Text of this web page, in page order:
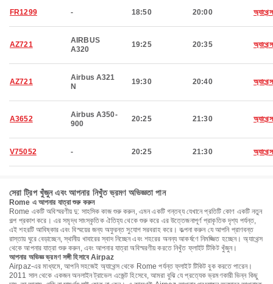
FR1299 - 18:50 20:00 অ্যাথেন্স
AZ721
AIRBUS
A320
19:25 20:35 অ্যাথেন্স
AZ721
Airbus A321
N
19:30 20:40 অ্যাথেন্স
A3652
Airbus A350-
900
20:25 21:30 অ্যাথেন্স
V75052 - 20:25 21:30 অ্যাথেন্স
সেরা ট্রিপ খুঁজুন এবং আপনার নিখুঁত ভ্রমণ অভিজ্ঞতা পান
Rome এ আপনার যাত্রা শুরু করুন
Rome একটি অবিস্মরণীয় দু: সাহসিক কাজ শুরু করুন, এমন একটি গন্তব্য যেখানে প্রতিটি কোণ একটি নতুন
গল্প প্রকাশ করে। এর সমৃদ্ধ সাংস্কৃতিক ঐতিহ্য থেকে শুরু করে এর উত্তেজনাপূর্ণ প্রাকৃতিক দৃশ্য পর্যন্ত,
এই শহরটি আবিষ্কার এবং বিস্ময়ের জন্য অফুরন্ত সুযোগ সরবরাহ করে। কল্পনা করুন যে আপনি প্রাণবন্ত
রাস্তায় ঘুরে বেড়াচ্ছেন, স্থানীয় খাবারের স্বাদ নিচ্ছেন এবং শহরের অনন্য আকর্ষণে নিমজ্জিত হচ্ছেন। অ্যাথেন্স
থেকে আপনার যাত্রা শুরু করুন, এবং আপনার যাত্রা অবিস্মরণীয় করতে নিখুঁত ফ্লাইট টিকিট খুঁজুন।
আপনার অভিজ্ঞ ভ্রমণ সঙ্গী হিসাবে Airpaz
Airpaz-এর মাধ্যমে, আপনি সহজেই অ্যাথেন্স থেকে Rome পর্যন্ত ফ্লাইট টিকিট বুক করতে পারেন।
2011 সাল থেকে একজন অনলাইন ট্রাভেল এজেন্ট হিসেবে, আমরা বুঝি যে প্রত্যেক ভ্রমণকারী ভিন্ন কিছু